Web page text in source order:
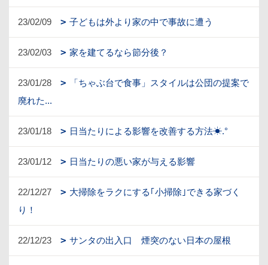
23/02/09 子どもは外より家の中で事故に遭う
23/02/03 家を建てるなら節分後？
23/01/28
「ちゃぶ台で食事」スタイルは公団の提案で
廃れた...
23/01/18 日当たりによる影響を改善する方法☀︎.°
23/01/12 日当たりの悪い家が与える影響
22/12/27
大掃除をラクにする｢小掃除｣できる家づく
り！
22/12/23 サンタの出入口 煙突のない日本の屋根